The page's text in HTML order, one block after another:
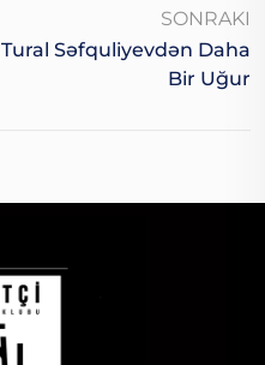
SONRAKI
Tural Səfquliyevdən Daha
Bir Uğur